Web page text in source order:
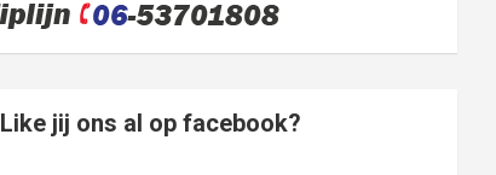
Like jij ons al op facebook?